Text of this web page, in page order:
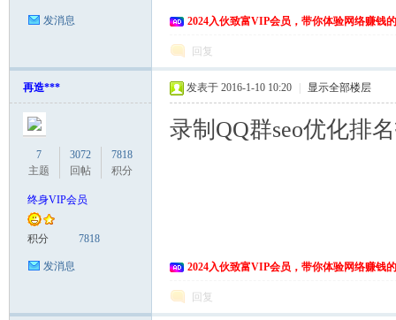
发消息 2024入伙致富VIP会员，带你体验网络赚钱
回复
再造***
7
主题
3072
回帖
7818
积分
终身VIP会员
积分 7818
发消息
发表于 2016-1-10 10:20 显示全部楼层
录制QQ群seo优化排
2024入伙致富VIP会员，带你体验网络赚钱
回复